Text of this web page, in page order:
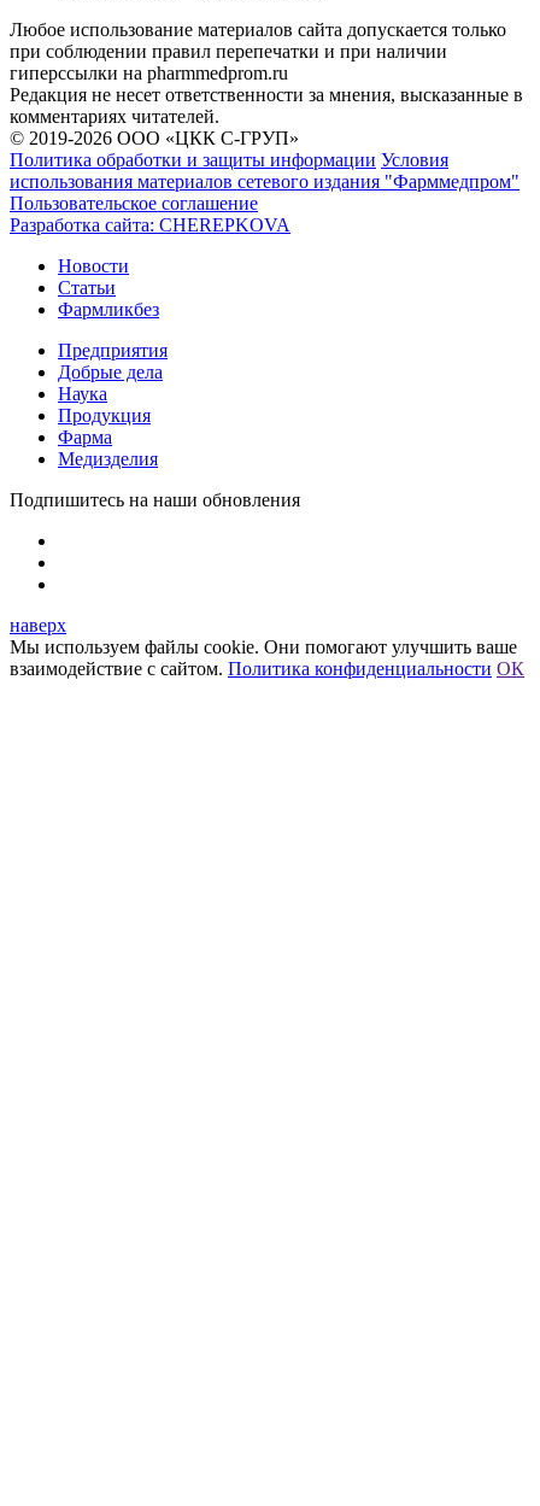
Любое использование материалов сайта допускается только
при соблюдении правил перепечатки и при наличии
гиперссылки на pharmmedprom.ru
Редакция не несет ответственности за мнения, высказанные в
комментариях читателей.
© 2019-2026 ООО «ЦКК С-ГРУП»
Политика обработки и защиты информации Условия
использования материалов сетевого издания "Фарммедпром"
Пользовательское соглашение
Разработка сайта: CHEREPKOVA
Новости
Статьи
Фармликбез
Предприятия
Добрые дела
Наука
Продукция
Фарма
Медизделия
Подпишитесь на наши обновления
наверх
Мы используем файлы cookie. Они помогают улучшить ваше
взаимодействие с сайтом. Политика конфиденциальности ОК